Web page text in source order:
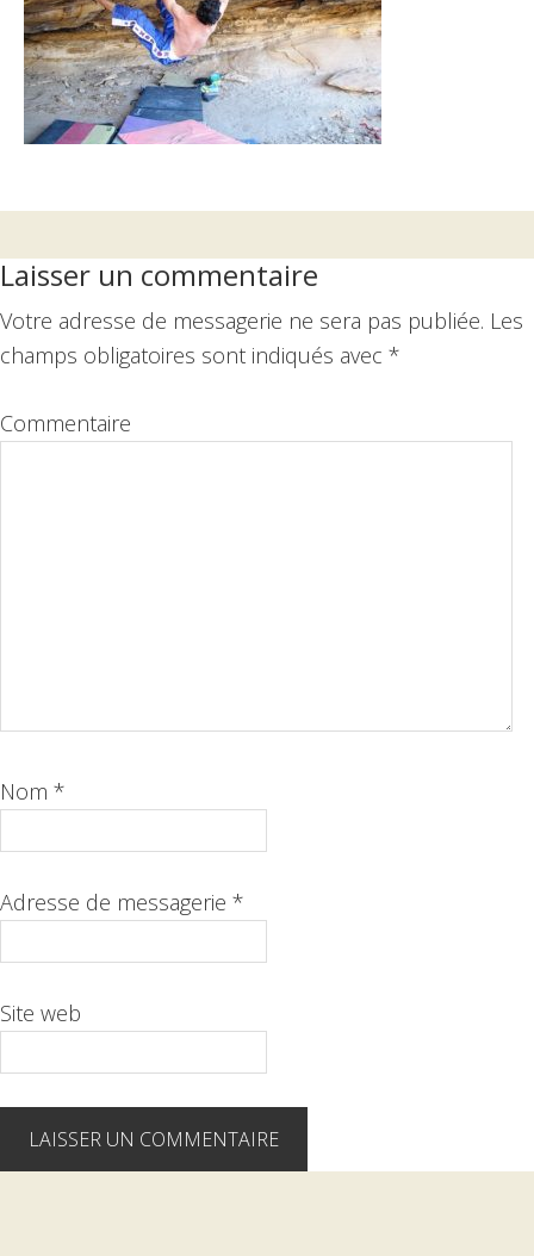
Interactions
du
lecteur
Laisser un commentaire
Votre adresse de messagerie ne sera pas publiée. Les
champs obligatoires sont indiqués avec *
Commentaire
Nom *
Adresse de messagerie *
Site web